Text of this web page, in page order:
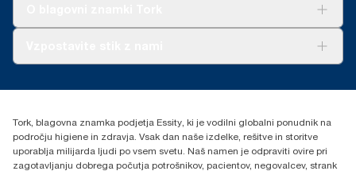
Essity Hungary Kft. Professional Hygiene
Budakeszi út 51.
Tork, blagovna znamka podjetja Essity, ki je vodilni globalni ponudnik na
področju higiene in zdravja. Vsak dan naše izdelke, rešitve in storitve
uporablja milijarda ljudi po vsem svetu. Naš namen je odpraviti ovire pri
zagotavljanju dobrega počutja potrošnikov, pacientov, negovalcev, strank